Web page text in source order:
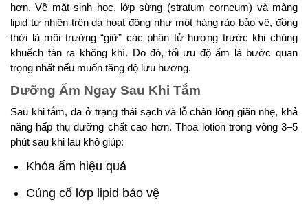
hơn. Về mặt sinh học, lớp sừng (stratum corneum) và màng
lipid tự nhiên trên da hoạt động như một hàng rào bảo vệ, đồng
thời là môi trường “giữ” các phân tử hương trước khi chúng
khuếch tán ra không khí. Do đó, tối ưu độ ẩm là bước quan
trọng nhất nếu muốn tăng độ lưu hương.
Dưỡng Ẩm Ngay Sau Khi Tắm
Sau khi tắm, da ở trạng thái sạch và lỗ chân lông giãn nhẹ, khả
năng hấp thụ dưỡng chất cao hơn. Thoa lotion trong vòng 3–5
phút sau khi lau khô giúp:
Khóa ẩm hiệu quả
Củng cố lớp lipid bảo vệ